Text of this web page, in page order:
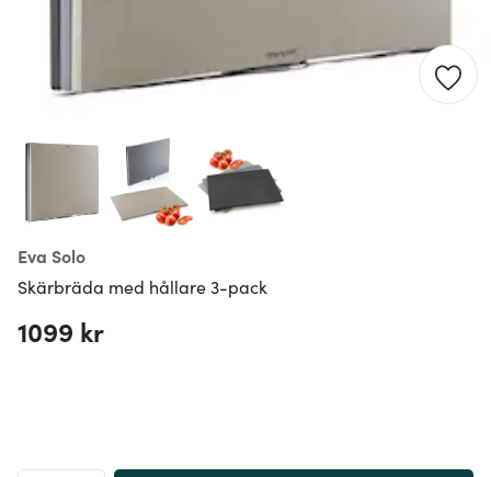
Eva Solo
Skärbräda med hållare 3-pack
1099 kr